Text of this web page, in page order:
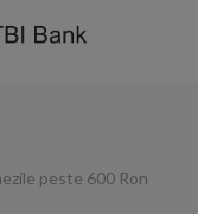
peste 600 Ron